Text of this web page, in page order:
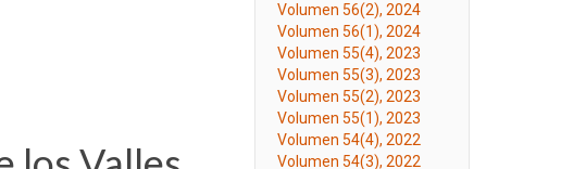
Volumen 56(2), 2024
Volumen 56(1), 2024
Volumen 55(4), 2023
Volumen 55(3), 2023
Volumen 55(2), 2023
Volumen 55(1), 2023
Volumen 54(4), 2022
Volumen 54(3), 2022